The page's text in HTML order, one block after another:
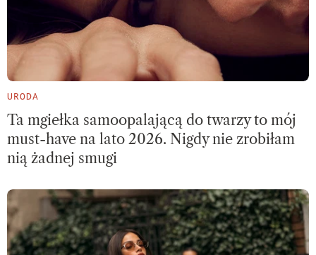
URODA
Ta mgiełka samoopalającą do twarzy to mój
must-have na lato 2026. Nigdy nie zrobiłam
nią żadnej smugi